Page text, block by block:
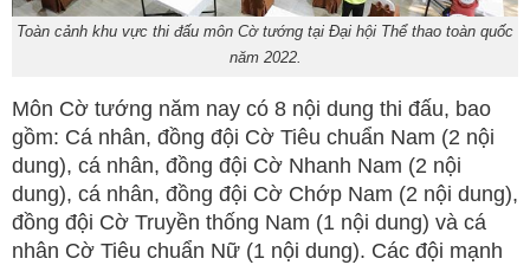
Toàn cảnh khu vực thi đấu môn Cờ tướng tại Đại hội Thể thao toàn quốc
năm 2022.
Môn Cờ tướng năm nay có 8 nội dung thi đấu, bao
gồm: Cá nhân, đồng đội Cờ Tiêu chuẩn Nam (2 nội
dung), cá nhân, đồng đội Cờ Nhanh Nam (2 nội
dung), cá nhân, đồng đội Cờ Chớp Nam (2 nội dung),
đồng đội Cờ Truyền thống Nam (1 nội dung) và cá
nhân Cờ Tiêu chuẩn Nữ (1 nội dung). Các đội mạnh